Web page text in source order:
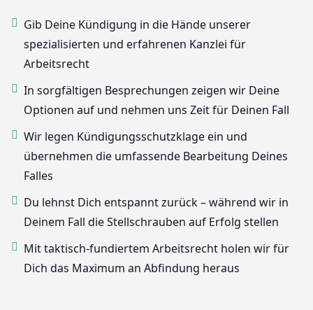
Gib Deine Kündigung in die Hände unserer
spezialisierten und erfahrenen Kanzlei für
Arbeitsrecht
In sorgfältigen Besprechungen zeigen wir Deine
Optionen auf und nehmen uns Zeit für Deinen Fall
Wir legen Kündigungsschutzklage ein und
übernehmen die umfassende Bearbeitung Deines
Falles
Du lehnst Dich entspannt zurück – während wir in
Deinem Fall die Stellschrauben auf Erfolg stellen
Mit taktisch-fundiertem Arbeitsrecht holen wir für
Dich das Maximum an Abfindung heraus